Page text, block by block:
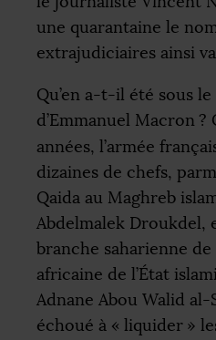
une quarantaine le
extrajudiciaires ainsi
Qu’en a-t-il été sous
d’Emmanuel Macron ?
années, l’armée
dizaines de chefs,
Qaida au Maghreb
Abdelmalek Droukdel,
branche saharienne
africaine de l’État
Adnane Abou Walid al-
échoué à « liquider »